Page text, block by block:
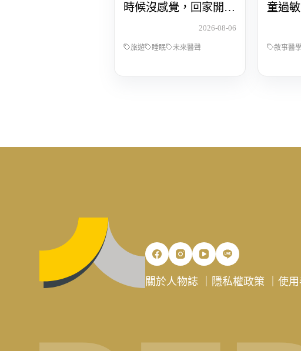
時候沒感覺，回家開始
2026-08-06
旅遊 睡眠 未來醫聲
童過
敘事醫
關於人物誌 隱私權政策 ｜使